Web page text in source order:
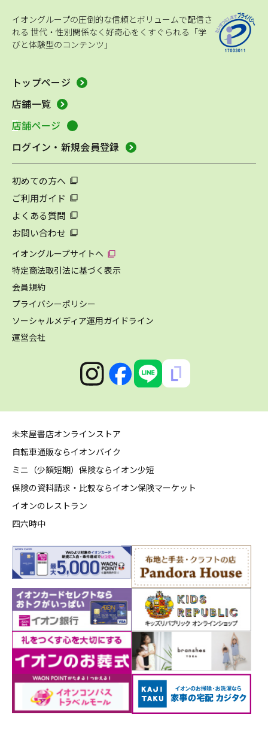
イオングループの圧倒的な信頼とボリュームで配信さ
れる 世代・性別関係なく好奇心をくすぐられる「学
びと体験型のコンテンツ」
トップページ
店舗一覧
店舗ページ
ログイン・新規会員登録
初めての方へ
ご利用ガイド
よくある質問
お問い合わせ
イオングループサイトへ
特定商法取引法に基づく表示
会員規約
プライバシーポリシー
ソーシャルメディア運用ガイドライン
運営会社
未来屋書店オンラインストア
自転車通販ならイオンバイク
ミニ（少額短期）保険ならイオン少短
保険の資料請求・比較ならイオン保険マーケット
イオンのレストラン
四六時中